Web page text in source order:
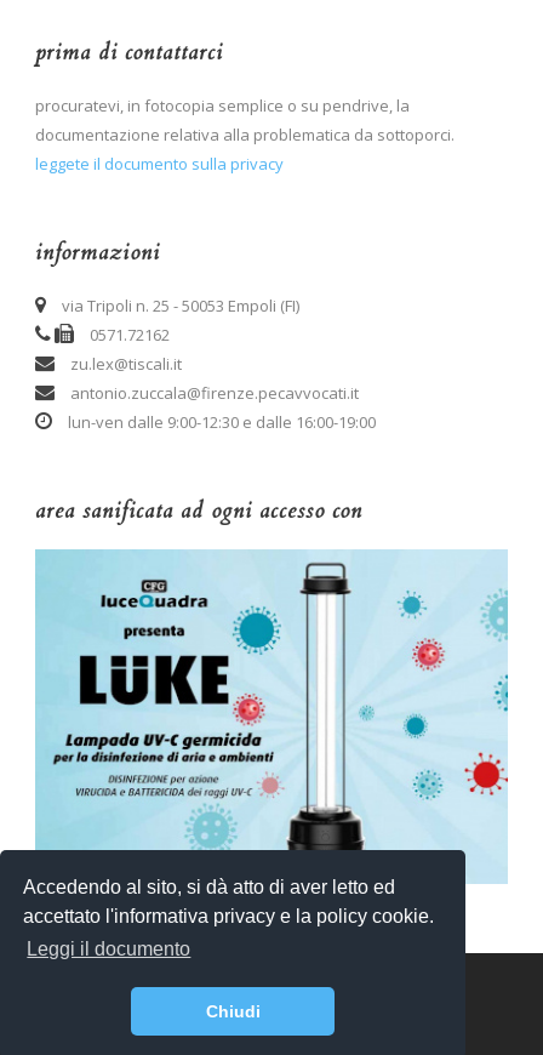
Accedendo al sito, si dà atto di aver letto ed
accettato l'informativa privacy e la policy cookie.
Leggi il documento
Chiudi
prima di contattarci
procuratevi, in fotocopia semplice o su pendrive, la
documentazione relativa alla problematica da sottoporci.
leggete il documento sulla privacy
informazioni
via Tripoli n. 25 - 50053 Empoli (FI)
0571.72162
zu.lex@tiscali.it
antonio.zuccala@firenze.pecavvocati.it
lun-ven dalle 9:00-12:30 e dalle 16:00-19:00
area sanificata ad ogni accesso con
Copyright 2018 - 2019 - 2020 - 2021 Tutti i diritti riservati
Sito redatto nel rispetto degli artt. 9. 17, 35 e 57 del Codice